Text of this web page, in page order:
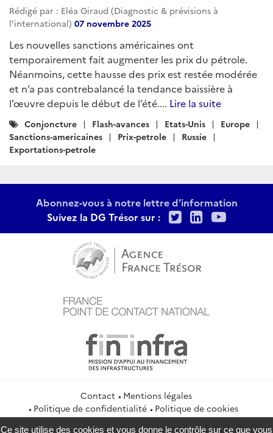
Rédigé par : Eléa Giraud (Diagnostic & prévisions à
l'international) 07 novembre 2025
Les nouvelles sanctions américaines ont
temporairement fait augmenter les prix du pétrole.
Néanmoins, cette hausse des prix est restée modérée
et n’a pas contrebalancé la tendance baissière à
l’œuvre depuis le début de l’été.... Lire la suite
Catégories
:
Conjoncture Flash-avances Etats-Unis
Europe
Sanctions-americaines
Prix-petrole
Russie
Exportations-petrole
Abonnez-vous à notre lettre d'information
Suivez la DG Trésor sur :
TwitterLinkedIn
Contact
Mentions légales
Politique de confidentialité
Politique de cookies
Gestion des cookies
Flux RSS
Ce site utilise des cookies et vous donne le contrôle sur ce que vous